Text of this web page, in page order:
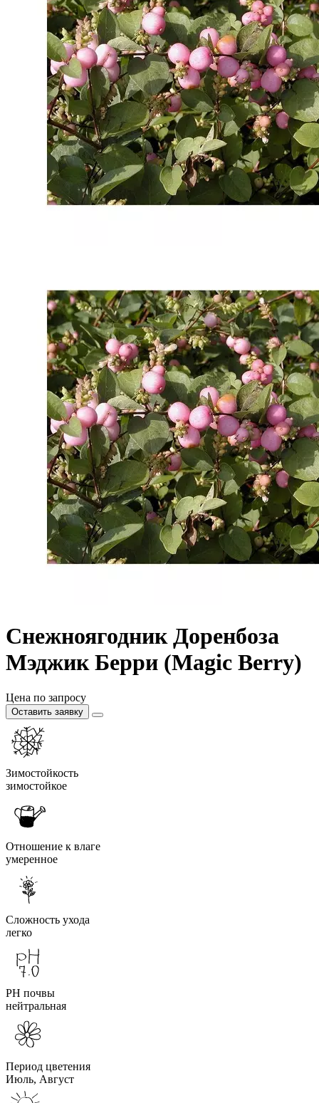
Снежноягодник Доренбоза
Мэджик Берри (Magic Berry)
Цена по запросу
Оставить заявку
Зимостойкость
зимостойкое
Отношение к влаге
умеренное
Сложность ухода
легко
PH почвы
нейтральная
Период цветения
Июль, Август